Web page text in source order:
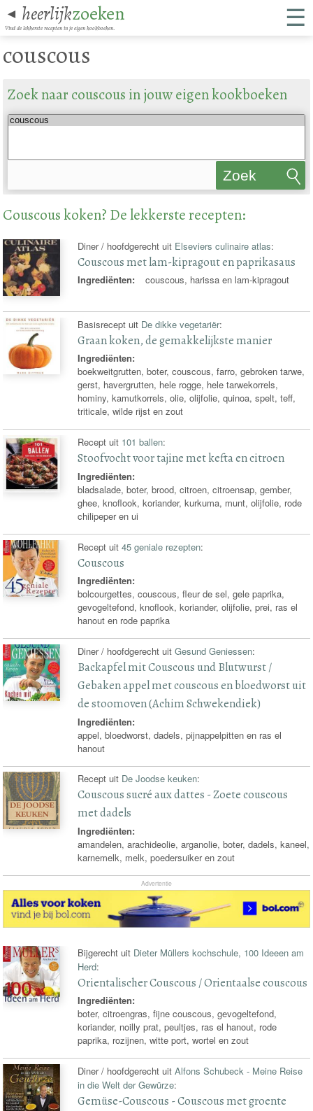
◄ heerlijkzoeken
Vind de lekkerste recepten in je eigen kookboeken. ☰
couscous
Zoek naar couscous in jouw eigen kookboeken
Zoek
Couscous koken? De lekkerste recepten:
Diner / hoofdgerecht uit Elseviers culinaire atlas:
Couscous met lam-kipragout en paprikasaus
Ingrediënten: couscous, harissa en lam-kipragout
Basisrecept uit De dikke vegetariër:
Graan koken, de gemakkelijkste manier
Ingrediënten:
boekweitgrutten, boter, couscous, farro, gebroken tarwe,
gerst, havergrutten, hele rogge, hele tarwekorrels,
hominy, kamutkorrels, olie, olijfolie, quinoa, spelt, teff,
triticale, wilde rijst en zout
Recept uit 101 ballen:
Stoofvocht voor tajine met kefta en citroen
Ingrediënten:
bladsalade, boter, brood, citroen, citroensap, gember,
ghee, knoflook, koriander, kurkuma, munt, olijfolie, rode
chilipeper en ui
Recept uit45 geniale rezepten:
Couscous
Ingrediënten:
bolcourgettes, couscous, fleur de sel, gele paprika,
gevogeltefond, knoflook, koriander, olijfolie, prei, ras el
hanout en rode paprika
Diner / hoofdgerecht uitGesund Geniessen:
Backapfel mit Couscous und Blutwurst /
Gebaken appel met couscous en bloedworst uit
de stoomoven (Achim Schwekendiek)
Ingrediënten:
appel, bloedworst, dadels, pijnappelpitten en ras el
hanout
Recept uit De Joodse keuken:
Couscous sucré aux dattes - Zoete couscous
met dadels
Ingrediënten:
amandelen, arachideolie, arganolie, boter, dadels, kaneel,
karnemelk, melk, poedersuiker en zout
Advertentie
Bijgerecht uit Dieter Müllers kochschule, 100 Ideeen am
Herd:
Orientalischer Couscous / Orientaalse couscous
Ingrediënten:
boter, citroengras, fijne couscous, gevogeltefond,
koriander, noilly prat, peultjes, ras el hanout, rode
paprika, rozijnen, witte port, wortel en zout
Diner / hoofdgerecht uitAlfons Schubeck - Meine Reise
in die Welt der Gewürze:
Gemüse-Couscous - Couscous met groente